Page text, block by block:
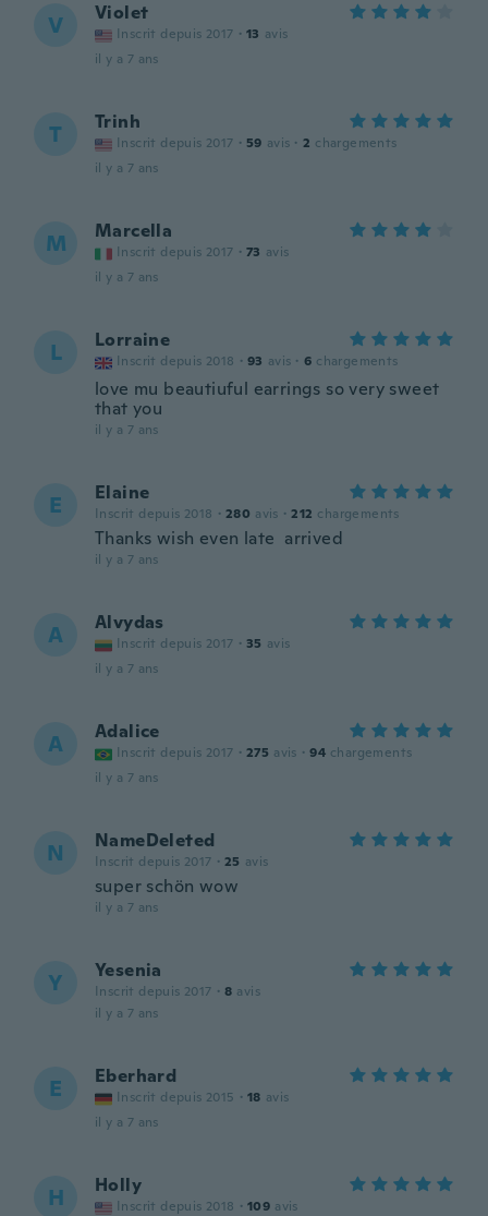
V Violet
Inscrit depuis 2017 · 13 avis
il y a 7 ans
T Trinh
Inscrit depuis 2017 · 59 avis · 2 chargements
il y a 7 ans
M Marcella
Inscrit depuis 2017 · 73 avis
il y a 7 ans
L Lorraine
Inscrit depuis 2018 · 93 avis · 6 chargements
love mu beautiuful earrings so very sweet
that you
il y a 7 ans
E Elaine
Inscrit depuis 2018 · 280 avis · 212 chargements
Thanks wish even late arrived
il y a 7 ans
A Alvydas
Inscrit depuis 2017 · 35 avis
il y a 7 ans
A Adalice
Inscrit depuis 2017 · 275 avis · 94 chargements
il y a 7 ans
N NameDeleted
Inscrit depuis 2017 · 25 avis
super schön wow
il y a 7 ans
Y Yesenia
Inscrit depuis 2017 · 8 avis
il y a 7 ans
E Eberhard
Inscrit depuis 2015 · 18 avis
il y a 7 ans
H Holly
Inscrit depuis 2018 · 109 avis